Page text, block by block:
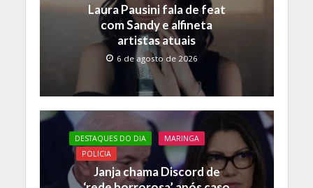
Laura Pausini fala de feat
com Sandy e alfineta
artistas atuais
6 de agosto de 2026
DESTAQUES DO DIA
MARINGA
POLICIA
Janja chama Discord de